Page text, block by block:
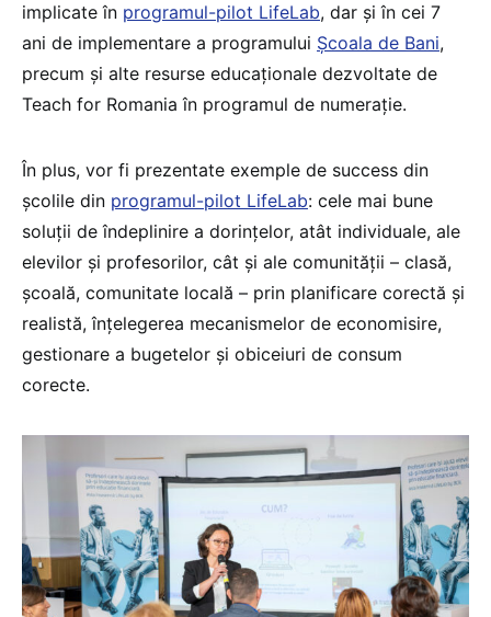
implicate în programul-pilot LifeLab, dar și în cei 7
ani de implementare a programului Școala de Bani,
precum și alte resurse educaționale dezvoltate de
Teach for Romania în programul de numerație.
În plus, vor fi prezentate exemple de success din
școlile din programul-pilot LifeLab: cele mai bune
soluții de îndeplinire a dorințelor, atât individuale, ale
elevilor și profesorilor, cât și ale comunității – clasă,
școală, comunitate locală – prin planificare corectă și
realistă, înțelegerea mecanismelor de economisire,
gestionare a bugetelor și obiceiuri de consum
corecte.